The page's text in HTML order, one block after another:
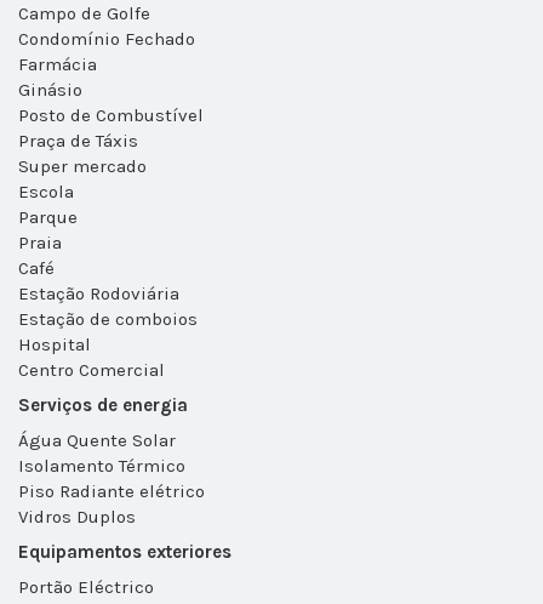
Campo de Golfe
Condomínio Fechado
Farmácia
Ginásio
Posto de Combustível
Praça de Táxis
Super mercado
Escola
Parque
Praia
Café
Estação Rodoviária
Estação de comboios
Hospital
Centro Comercial
Serviços de energia
Água Quente Solar
Isolamento Térmico
Piso Radiante elétrico
Vidros Duplos
Equipamentos exteriores
Portão Eléctrico